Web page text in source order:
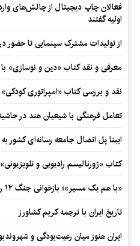
فعالان چاپ دیجیتال از چالش‌های
اولیه گفتند
از تولیدات مشترک سینمایی تا حضور
معرفی و نقد کتاب «دین و نوسازی»
نقد و بررسی کتاب «امپراتوری کودکی»
تعامل فرهنگی با شیعیان هند در
ایبنا پل اتصال جامعه رسانه‌ای کشور
کتاب «ژورنالیسم رادیویی و تلویزیونی»
«با هم یک مسیر»؛ بازخوانی جنگ ۱۲ روزه در قاب یک رمان کوتاه
تاریخ ایران با ترجمه کریم کشاورز
ایران هنوز میان رعیت‌بودگی و